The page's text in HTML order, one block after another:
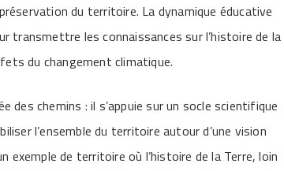
du territoire. La dynamique éducative
transmettre les connaissances sur l’histoire de la
du changement climatique.
des chemins : il s’appuie sur un socle scientifique
l’ensemble du territoire autour d’une vision
exemple de territoire où l’histoire de la Terre, loin